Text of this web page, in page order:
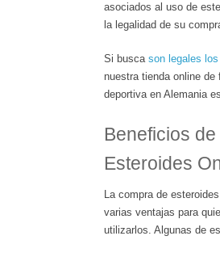
asociados al uso de
la legalidad de su
Si busca son legales
nuestra tienda online de
deportiva en Alemania
Beneficios
Esteroides
La compra de
varias ventajas para
utilizarlos. Algunas de